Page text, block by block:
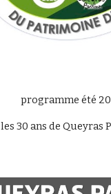
programme été
les 30 ans de Queyras